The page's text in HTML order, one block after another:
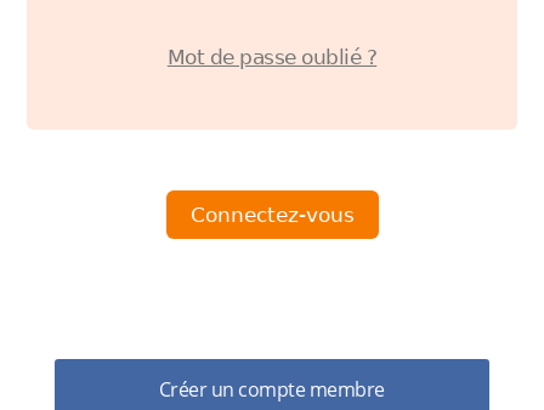
Mot de passe oublié ?
Pas encore de compte ?
Créer un compte membre